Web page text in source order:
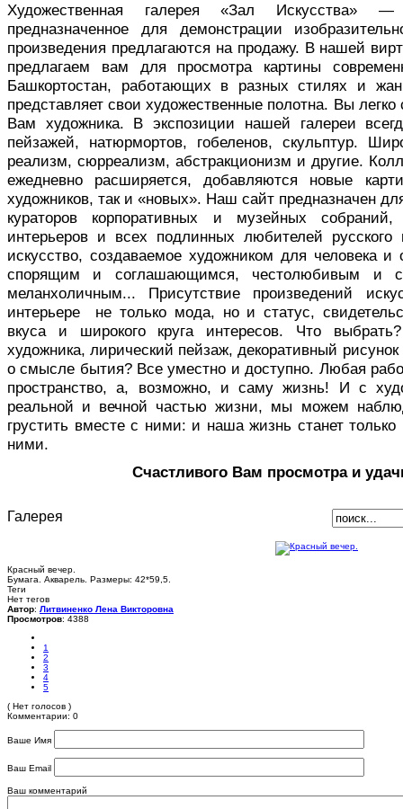
Художественная галерея «Зал Искусства» —
предназначенное для демонстрации
произведения предлагаются на продажу. В нашей
предлагаем вам для просмотра картины
Башкортостан, работающих в разных стилях и
представляет свои художественные полотна. Вы
Вам художника. В экспозиции нашей галереи
пейзажей, натюрмортов, гобеленов, скульптур.
реализм, сюрреализм, абстракционизм и другие.
ежедневно расширяется, добавляются новые
художников, так и «новых». Наш сайт предназначен
кураторов корпоративных и музейных
интерьеров и всех подлинных любителей
искусство, создаваемое художником для человека и
спорящим и соглашающимся, честолюбивым и
меланхоличным... Присутствие произведений
интерьере не только мода, но и статус,
вкуса и широкого круга интересов. Что
художника, лирический пейзаж, декоративный
о смысле бытия? Все уместно и доступно. Любая
пространство, а, возможно, и саму жизнь! И с
реальной и вечной частью жизни, мы можем
грустить вместе с ними: и наша жизнь станет только
ними.
Счастливого Вам просмотра и
Галерея
Красный вечер.
Бумага. Акварель. Размеры: 42*59,5.
Теги
Нет тегов
Автор: Литвиненко Лена Викторовна
Просмотров: 4388
1
2
3
4
5
( Нет голосов )
Комментарии: 0
Ваше Имя
Ваш Email
Ваш комментарий